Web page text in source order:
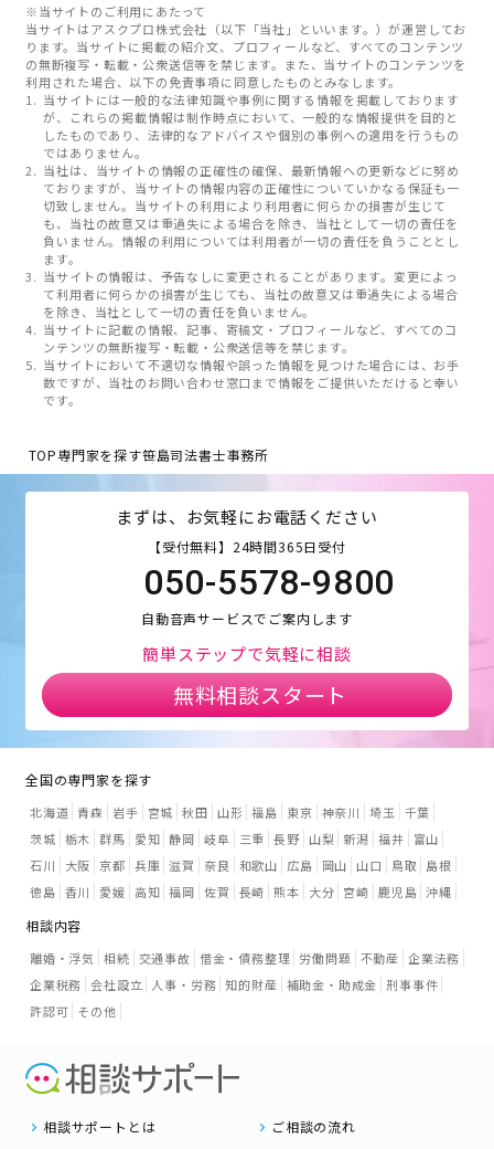
※当サイトのご利用にあたって
当サイトはアスクプロ株式会社（以下「当社」といいます。）が運営してお
ります。当サイトに掲載の紹介文、プロフィールなど、すべてのコンテンツ
の無断複写・転載・公衆送信等を禁じます。また、当サイトのコンテンツを
利用された場合、以下の免責事項に同意したものとみなします。
当サイトには一般的な法律知識や事例に関する情報を掲載しております
が、これらの掲載情報は制作時点において、一般的な情報提供を目的と
したものであり、法律的なアドバイスや個別の事例への適用を行うもの
ではありません。
当社は、当サイトの情報の正確性の確保、最新情報への更新などに努め
ておりますが、当サイトの情報内容の正確性についていかなる保証も一
切致しません。当サイトの利用により利用者に何らかの損害が生じて
も、当社の故意又は重過失による場合を除き、当社として一切の責任を
負いません。情報の利用については利用者が一切の責任を負うこととし
ます。
当サイトの情報は、予告なしに変更されることがあります。変更によっ
て利用者に何らかの損害が生じても、当社の故意又は重過失による場合
を除き、当社として一切の責任を負いません。
当サイトに記載の情報、記事、寄稿文・プロフィールなど、すべてのコ
ンテンツの無断複写・転載・公衆送信等を禁じます。
当サイトにおいて不適切な情報や誤った情報を見つけた場合には、お手
数ですが、当社のお問い合わせ窓口まで情報をご提供いただけると幸い
です。
TOP専門家を探す笹島司法書士事務所
まずは、お気軽にお電話ください
【受付無料】24時間365日受付
050-5578-9800
自動音声サービスでご案内します
簡単ステップで気軽に相談
無料相談スタート
全国の専門家を探す
北海道 青森 岩手 宮城 秋田 山形 福島 東京 神奈川 埼玉
千葉
茨城 栃木 群馬 愛知 静岡 岐阜 三重 長野 山梨 新潟 福井
富山
石川
大阪 京都 兵庫 滋賀 奈良 和歌山 広島 岡山 山口 鳥取
島根
徳島 香川 愛媛 高知 福岡 佐賀 長崎 熊本 大分 宮崎 鹿児島 沖縄
相談内容
離婚・浮気 相続 交通事故 借金・債務整理 労働問題 不動産 企業法務
企業税務 会社設立 人事・労務 知的財産 補助金・助成金 刑事事件
許認可 その他
相談サポートとは
ご相談の流れ